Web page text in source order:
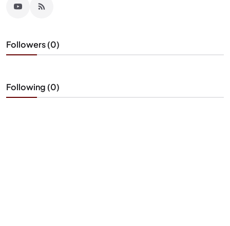
Followers (0)
Following (0)